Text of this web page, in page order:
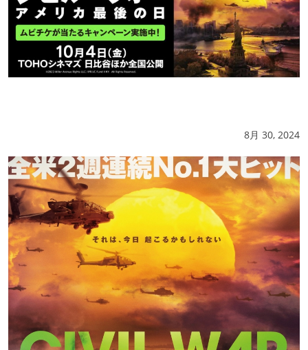
8月 30, 2024